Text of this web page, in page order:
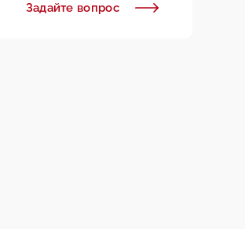
Задайте вопрос